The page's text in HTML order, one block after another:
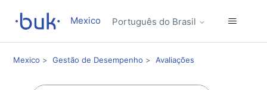
Mexico Português do Brasil
Mexico Gestão de Desempenho Avaliações